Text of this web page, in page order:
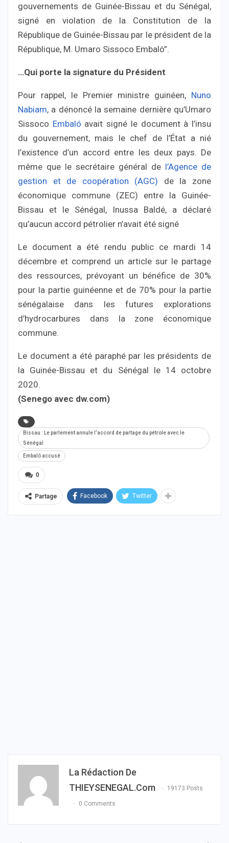
gouvernements de Guinée-Bissau et du Sénégal,
signé en violation de la Constitution de la
République de Guinée-Bissau par le président de la
République, M. Umaro Sissoco Embaló”.
…Qui porte la signature du Président
Pour rappel, le Premier ministre guinéen, Nuno
Nabiam, a dénoncé la semaine dernière qu’Umaro
Sissoco Embaló avait signé le document à l’insu
du gouvernement, mais le chef de l’État a nié
l’existence d’un accord entre les deux pays. De
même que le secrétaire général de l’Agence de
gestion et de coopération (AGC) de la zone
économique commune (ZEC) entre la Guinée-
Bissau et le Sénégal, Inussa Baldé, a déclaré
qu’aucun accord pétrolier n’avait été signé
Le document a été rendu public ce mardi 14
décembre et comprend un article sur le partage
des ressources, prévoyant un bénéfice de 30%
pour la partie guinéenne et de 70% pour la partie
sénégalaise dans les futures explorations
d’hydrocarbures dans la zone économique
commune.
Le document a été paraphé par les présidents de
la Guinée-Bissau et du Sénégal le 14 octobre
2020.
(Senego avec dw.com)
Bissau : Le parlement annule l’accord de partage du pétrole avec le
Sénégal
Embaló accusé
0
Partage Facebook Twitter
La Rédaction De
THIEYSENEGAL.com
19173 Posts
0 Comments